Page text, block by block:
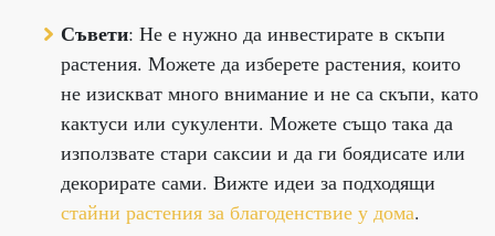
Съвети: Не е нужно да инвестирате в скъпи
растения. Можете да изберете растения, които
не изискват много внимание и не са скъпи, като
кактуси или сукуленти. Можете също така да
използвате стари саксии и да ги боядисате или
декорирате сами. Вижте идеи за подходящи
стайни растения за благоденствие у дома.